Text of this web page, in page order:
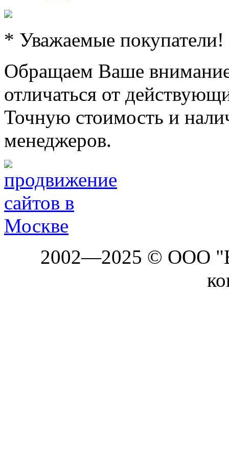
* Уважаемые покупатели!
Обращаем Ваше
отличаться от
Точную стоимость и
менеджеров.
2002—2025 © ООО